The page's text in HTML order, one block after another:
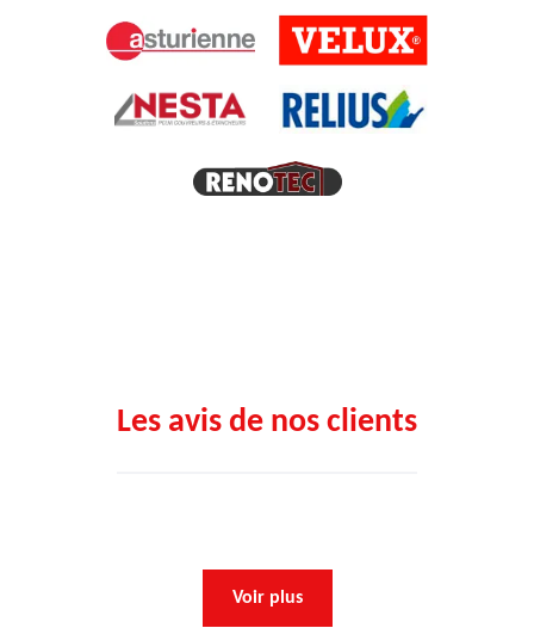
Les avis de nos clients
Voir plus